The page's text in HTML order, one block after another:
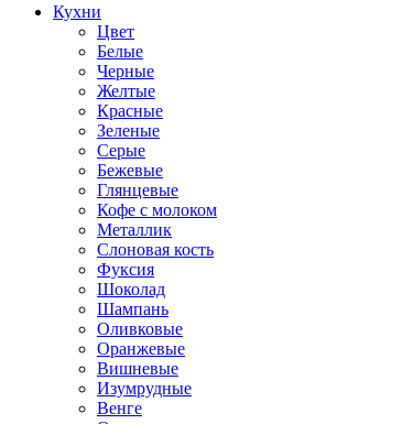
Кухни
Цвет
Белые
Черные
Желтые
Красные
Зеленые
Серые
Бежевые
Глянцевые
Кофе с молоком
Металлик
Слоновая кость
Фуксия
Шоколад
Шампань
Оливковые
Оранжевые
Вишневые
Изумрудные
Венге